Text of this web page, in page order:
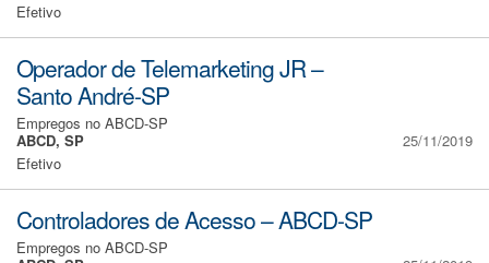
Efetivo
Operador de Telemarketing JR –
Santo André-SP
Empregos no ABCD-SP
ABCD, SP
Efetivo
25/11/2019
Controladores de Acesso – ABCD-SP
Empregos no ABCD-SP